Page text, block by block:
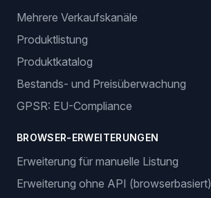
Mehrere Verkaufskanäle
Produktlistung
Produktkatalog
Bestands- und Preisüberwachung
GPSR: EU-Compliance
BROWSER-ERWEITERUNGEN
Erweiterung für manuelle Listung
Erweiterung ohne API (browserbasiert)